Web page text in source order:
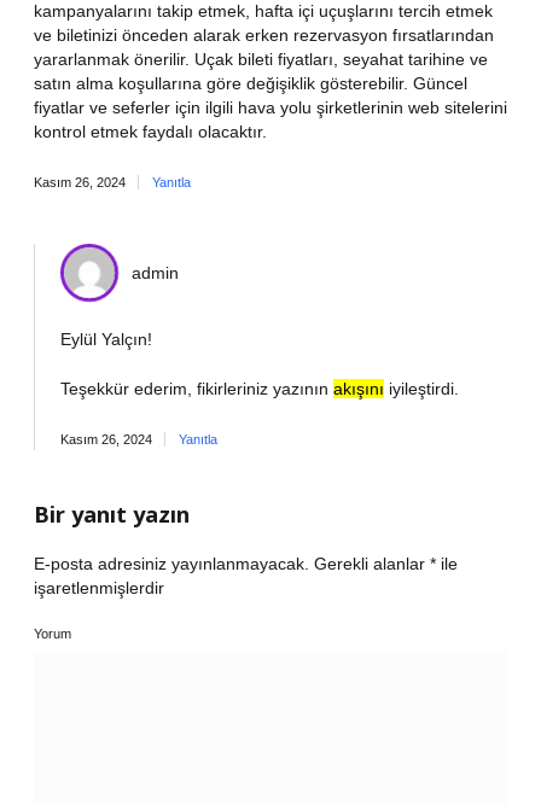
kampanyalarını takip etmek, hafta içi uçuşlarını tercih etmek
ve biletinizi önceden alarak erken rezervasyon fırsatlarından
yararlanmak önerilir. Uçak bileti fiyatları, seyahat tarihine ve
satın alma koşullarına göre değişiklik gösterebilir. Güncel
fiyatlar ve seferler için ilgili hava yolu şirketlerinin web sitelerini
kontrol etmek faydalı olacaktır.
Kasım 26, 2024 Yanıtla
admin
Eylül Yalçın!
Teşekkür ederim, fikirleriniz yazının akışını iyileştirdi.
Kasım 26, 2024 Yanıtla
Bir yanıt yazın
E-posta adresiniz yayınlanmayacak. Gerekli alanlar * ile
işaretlenmişlerdir
Yorum